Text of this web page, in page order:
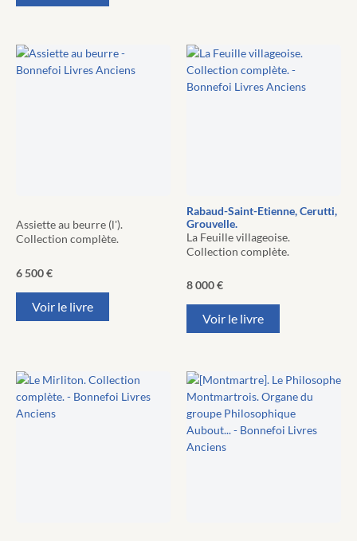
Assiette au beurre (l').
Collection complète.
6 500€
Voir le livre
Rabaud-Saint-Etienne, Cerutti,
Grouvelle.
La Feuille villageoise.
Collection complète.
8 000€
Voir le livre